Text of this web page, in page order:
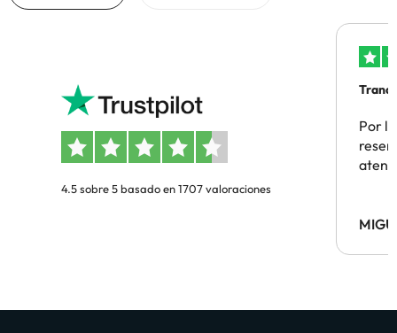
4.5 sobre 5 basado en 1707 valoraciones
Por